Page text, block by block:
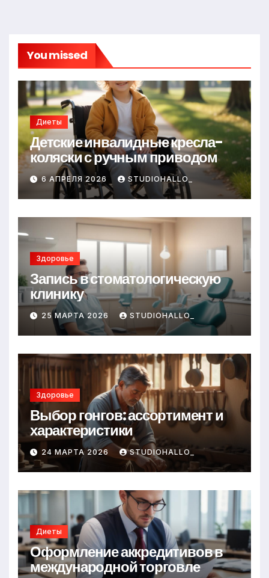
You missed
Диеты
Детские инвалидные кресла-
коляски с ручным приводом
6 АПРЕЛЯ 2026 STUDIOHALLO_
Здоровье
Запись в стоматологическую
клинику
25 МАРТА 2026 STUDIOHALLO_
Здоровье
Выбор гонгов: ассортимент и
характеристики
24 МАРТА 2026 STUDIOHALLO_
Диеты
Оформление аккредитивов в
международной торговле